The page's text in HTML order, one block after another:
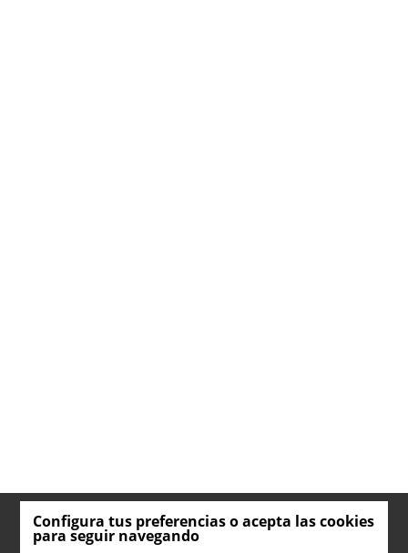
Configura tus preferencias o acepta las cookies
para seguir navegando